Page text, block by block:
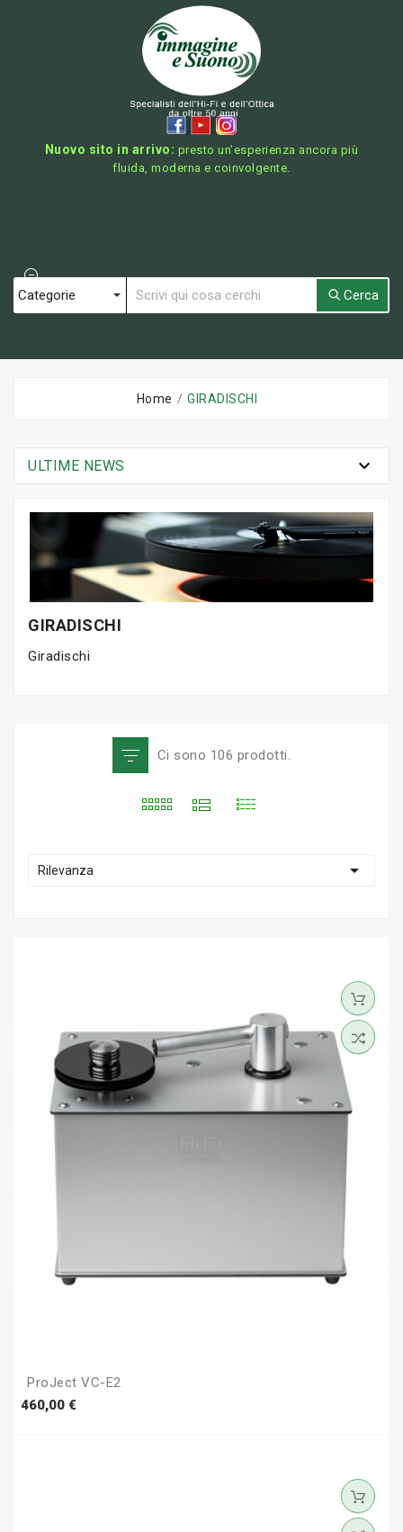
Nuovo sito in arrivo: presto un’esperienza ancora più
fluida, moderna e coinvolgente.
Cerca
Home GIRADISCHI
ULTIME NEWS 
GIRADISCHI
Giradischi
Ci sono 106 prodotti.
Rilevanza 
ProJect VC-E2
460,00 €